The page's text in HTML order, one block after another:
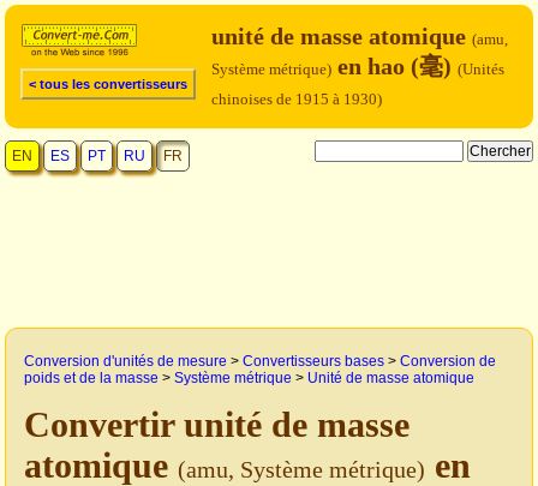
< tous les convertisseurs
unité de masse atomique (amu,
Système métrique) en hao (毫) (Unités
chinoises de 1915 à 1930)
EN ES PT RU FR
Conversion d'unités de mesure > Convertisseurs bases > Conversion de
poids et de la masse > Système métrique > Unité de masse atomique
Convertir unité de masse
atomique (amu, Système métrique) en